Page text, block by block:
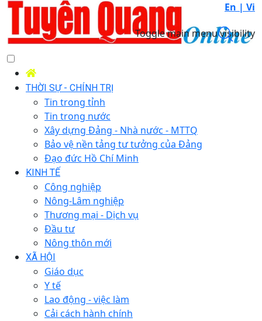
En | Vi
Toggle main menu visibility
THỜI SỰ - CHÍNH TRỊ
Tin trong tỉnh
Tin trong nước
Xây dựng Đảng - Nhà nước - MTTQ
Bảo vệ nền tảng tư tưởng của Đảng
Đạo đức Hồ Chí Minh
KINH TẾ
Công nghiệp
Nông-Lâm nghiệp
Thương mại - Dịch vụ
Đầu tư
Nông thôn mới
XÃ HỘI
Giáo dục
Y tế
Lao động - việc làm
Cải cách hành chính